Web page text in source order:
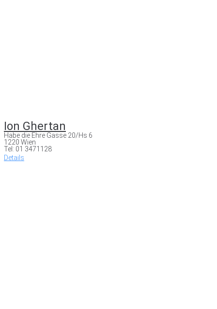
Ion Ghertan
Habe die Ehre Gasse 20/Hs 6
1220 Wien
Tel: 01 3471128
Details